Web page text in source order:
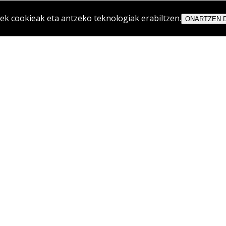
cookieak eta antzeko teknologiak erabiltzen. ONARTZEN